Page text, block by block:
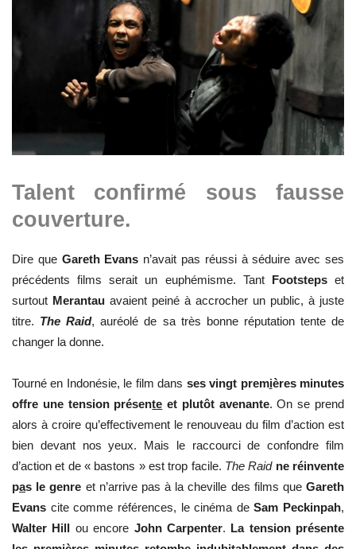
Talent confirmé sous fausse
couverture.
Dire que Gareth Evans n’avait pas réussi à séduire avec ses
précédents films serait un euphémisme. Tant Footstepset
surtout Merantau avaient peiné à accrocher un public, à juste
titre. The Raid, auréolé de sa très bonne réputation tente de
changer la donne.
Tourné en Indonésie, le film dans ses vingt premières minutes
offre une tension présente et plutôt avenante. On se prend
alors à croire qu’effectivement le renouveau du film d’action est
bien devant nos yeux. Mais le raccourci de confondre film
d’action et de « bastons » est trop facile. The Raid ne réinvente
pas le genre et n’arrive pas à la cheville des films queGareth
Evans cite comme références, le cinéma deSam Peckinpah,
Walter Hill ou encore John Carpenter. La tension présente